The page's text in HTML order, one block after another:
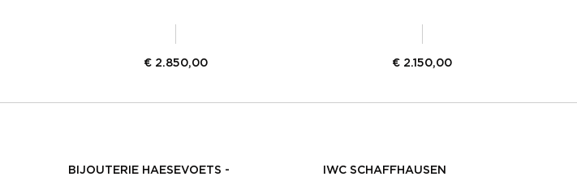
€ 2.850,00 € 2.150,00
BIJOUTERIE HAESEVOETS -
IWC SCHAFFHAUSEN